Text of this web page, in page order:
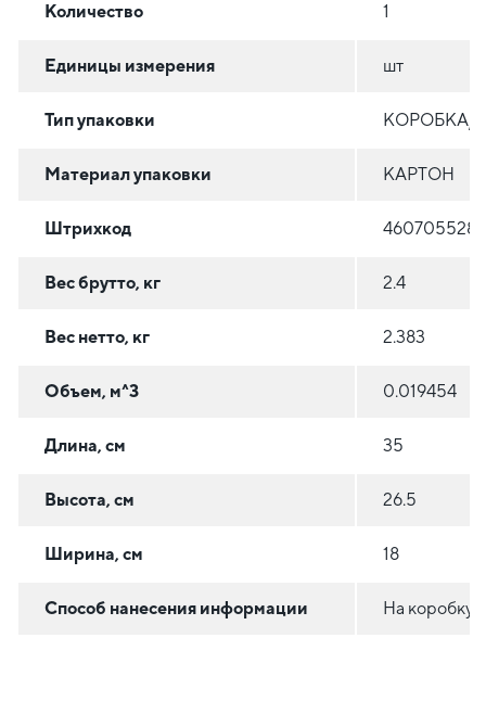
Количество 1
Единицы измерения шт
Тип упаковки КОРОБКА/
Материал упаковки КАРТОН
Штрихкод
Вес брутто, кг 2.4
Вес нетто, кг 2.383
Объем, м^3 0.019454
Длина, см 35
Высота, см 26.5
Ширина, см 18
Способ нанесения информации На коробку